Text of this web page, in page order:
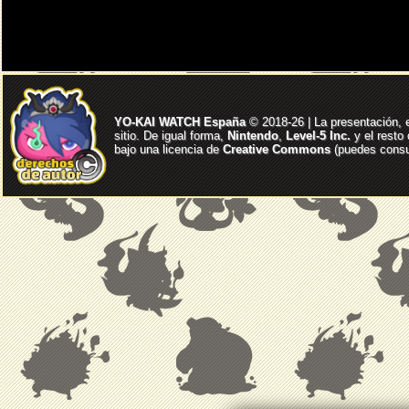
YO-KAI WATCH España© 2018-26 | La presentación,
sitio. De igual forma, Nintendo, Level-5 Inc. y el resto
bajo una licencia deCreative Commons(puedes